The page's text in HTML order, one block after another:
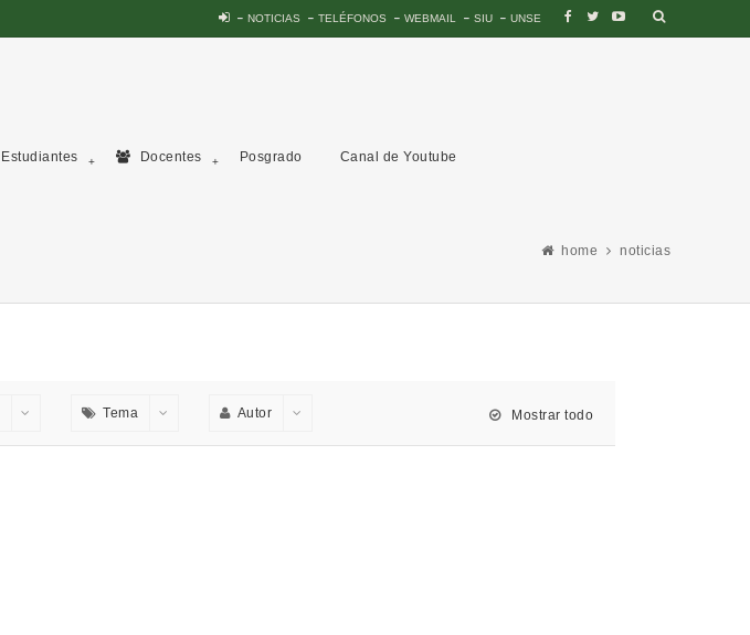
NOTICIAS TELÉFONOS WEBMAIL SIU UNSE
Estudiantes Docentes Posgrado Canal de Youtube
home noticias
Tema Autor Mostrar todo